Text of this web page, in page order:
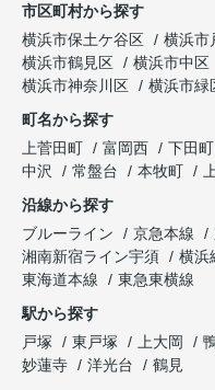
市区町村から探す
横浜市保土ケ谷区
横浜市
横浜市鶴見区
横浜市中区
横浜市神奈川区
横浜市緑
町名から探す
上菅田町
富岡西 下田町
中沢
常盤台 本牧町
沿線から探す
ブルーライン
京急本線
湘南新宿ライン宇須
横浜
東海道本線
東急東横線
駅から探す
戸塚
東戸塚 上大岡
妙蓮寺
洋光台 鶴見